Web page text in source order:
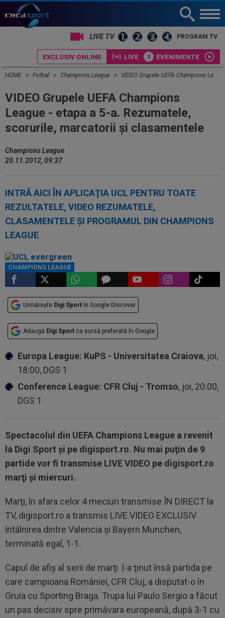
PROGRAM TV
EXCLUSIV ONLINE LIVE EVENIMENTE
HOME Fotbal Champions League VIDEO Grupele UEFA Champions League - etapa a 5-a. Rezumatele, scorurile, marcatorii şi clasamentele
VIDEO Grupele UEFA Champions
League - etapa a 5-a. Rezumatele,
scorurile, marcatorii şi clasamentele
Champions League
20.11.2012, 09:37
INTRĂ AICI ÎN APLICAŢIA UCL PENTRU TOATE
REZULTATELE, VIDEO REZUMATELE,
CLASAMENTELE ŞI PROGRAMUL DIN CHAMPIONS
LEAGUE
CHAMPIONS LEAGUE
Urmărește Digi Sport în Google Discover
Adaugă Digi Sport ca sursă preferată în Google
Europa League: KuPS - Universitatea Craiova, joi,
18:00, DGS 1
Conference League: CFR Cluj - Tromso, joi, 20:00,
DGS 1
Spectacolul din UEFA Champions League a revenit
la Digi Sport şi pe digisport.ro. Nu mai puţin de 9
partide vor fi transmise LIVE VIDEO pe digisport.ro
marţi şi miercuri.
Marţi, în afara celor 4 meciuri transmise ÎN DIRECT la
TV, digisport.ro a transmis LIVE VIDEO EXCLUSIV
întâlnirea dintre Valencia şi Bayern Munchen,
terminată egal, 1-1.
Capul de afiş al serii de marţi l-a ţinut însă partida pe
care campioana României, CFR Cluj, a disputat-o în
Gruia cu Sporting Braga. Trupa lui Paulo Sergio a făcut
un pas decisiv spre primăvara europeană, după 3-1 cu